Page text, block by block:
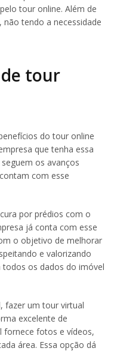
tour online. Além de
tendo a necessidade
tour
do tour online
que tenha essa
os avanços
com esse
por prédios com o
já conta com esse
o objetivo de melhorar
e valorizando
os dados do imóvel
fazer um tour virtual
excelente de
fornece fotos e vídeos,
área. Essa opção dá